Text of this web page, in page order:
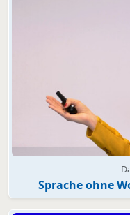
Sprache ohne